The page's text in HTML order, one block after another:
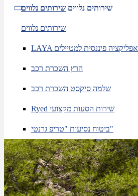
שירותים נלווים שירותים נלווים
שירותים נלווים
LAYA אפליקציה פיננסית למטיילים
הרץ השכרת רכב
שלמה סיקסט השכרת רכב
Ryed שירות הסעות מקצועי
ביטוח נסיעות "טריפ גרנטי"